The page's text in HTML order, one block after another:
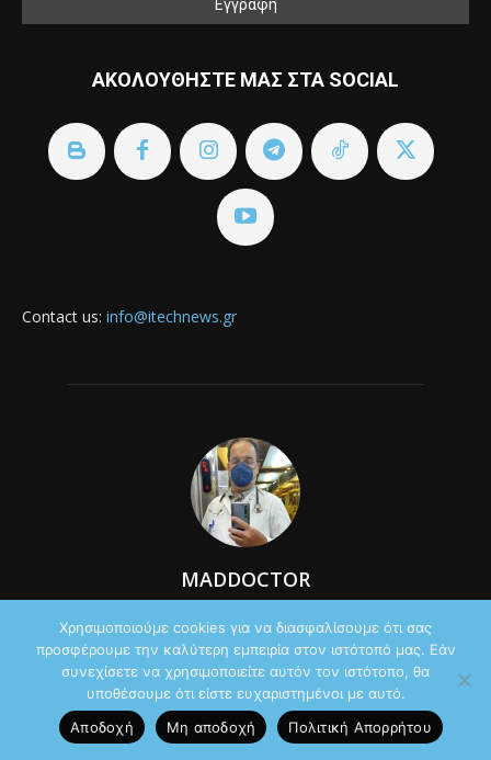
ΑΚΟΛΟΥΘΗΣΤΕ ΜΑΣ ΣΤΑ SOCIAL
Contact us: info@itechnews.gr
MADDOCTOR
Χρησιμοποιούμε cookies για να διασφαλίσουμε ότι σας
προσφέρουμε την καλύτερη εμπειρία στον ιστότοπό μας. Εάν
συνεχίσετε να χρησιμοποιείτε αυτόν τον ιστότοπο, θα
υποθέσουμε ότι είστε ευχαριστημένοι με αυτό.
Αποδοχή
Μη αποδοχή Πολιτική Aπορρήτου